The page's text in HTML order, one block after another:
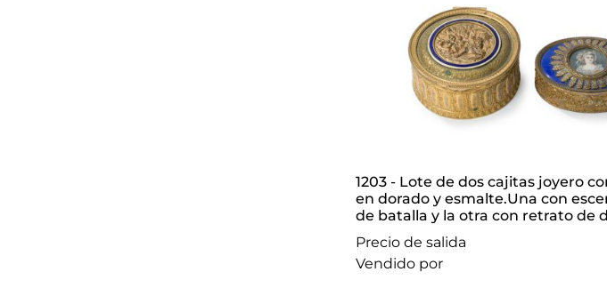
1203 - Lote de dos cajitas joyero con monturas
en dorado y esmalte.Una con
de batalla y la otra con retrato de
medallón
Precio de salida
vendido por